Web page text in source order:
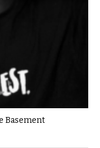
Basement